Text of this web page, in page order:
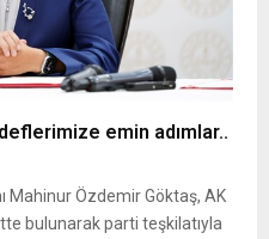
emin adımlar..
Mahinur Özdemir Göktaş, AK
bulunarak parti teşkilatıyla